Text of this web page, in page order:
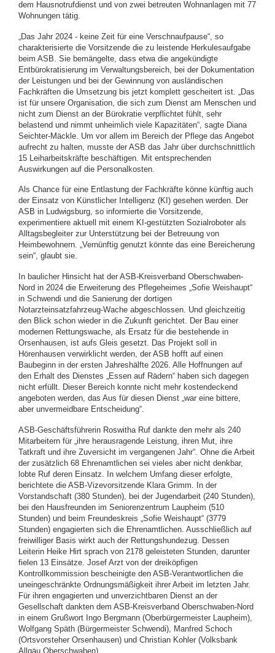
dem Hausnotrufdienst und von zwei betreuten Wohnanlagen mit 77
Wohnungen tätig.
„Das Jahr 2024 - keine Zeit für eine Verschnaufpause“, so
charakterisierte die Vorsitzende die zu leistende Herkulesaufgabe
beim ASB. Sie bemängelte, dass etwa die angekündigte
Entbürokratisierung im Verwaltungsbereich, bei der Dokumentation
der Leistungen und bei der Gewinnung von ausländischen
Fachkräften die Umsetzung bis jetzt komplett gescheitert ist. „Das
ist für unsere Organisation, die sich zum Dienst am Menschen und
nicht zum Dienst an der Bürokratie verpflichtet fühlt, sehr
belastend und nimmt unheimlich viele Kapazitäten“, sagte Diana
Seichter-Mäckle. Um vor allem im Bereich der Pflege das Angebot
aufrecht zu halten, musste der ASB das Jahr über durchschnittlich
15 Leiharbeitskräfte beschäftigen. Mit entsprechenden
Auswirkungen auf die Personalkosten.
Als Chance für eine Entlastung der Fachkräfte könne künftig auch
der Einsatz von Künstlicher Intelligenz (KI) gesehen werden. Der
ASB in Ludwigsburg, so informierte die Vorsitzende,
experimentiere aktuell mit einem KI-gestützten Sozialroboter als
Alltagsbegleiter zur Unterstützung bei der Betreuung von
Heimbewohnern. „Vernünftig genutzt könnte das eine Bereicherung
sein“, glaubt sie.
In baulicher Hinsicht hat der ASB-Kreisverband Oberschwaben-
Nord in 2024 die Erweiterung des Pflegeheimes „Sofie Weishaupt“
in Schwendi und die Sanierung der dortigen
Notarzteinsatzfahrzeug-Wache abgeschlossen. Und gleichzeitig
den Blick schon wieder in die Zukunft gerichtet. Der Bau einer
modernen Rettungswache, als Ersatz für die bestehende in
Orsenhausen, ist aufs Gleis gesetzt. Das Projekt soll in
Hörenhausen verwirklicht werden, der ASB hofft auf einen
Baubeginn in der ersten Jahreshälfte 2026. Alle Hoffnungen auf
den Erhalt des Dienstes „Essen auf Rädern“ haben sich dagegen
nicht erfüllt. Dieser Bereich konnte nicht mehr kostendeckend
angeboten werden, das Aus für diesen Dienst „war eine bittere,
aber unvermeidbare Entscheidung“.
ASB-Geschäftsführerin Roswitha Ruf dankte den mehr als 240
Mitarbeitern für „ihre herausragende Leistung, ihren Mut, ihre
Tatkraft und ihre Zuversicht im vergangenen Jahr“. Ohne die Arbeit
der zusätzlich 68 Ehrenamtlichen sei vieles aber nicht denkbar,
lobte Ruf deren Einsatz. In welchem Umfang dieser erfolgte,
berichtete die ASB-Vizevorsitzende Klara Grimm. In der
Vorstandschaft (380 Stunden), bei der Jugendarbeit (240 Stunden),
bei den Hausfreunden im Seniorenzentrum Laupheim (510
Stunden) und beim Freundeskreis „Sofie Weishaupt“ (3779
Stunden) engagierten sich die Ehrenamtlichen. Ausschließlich auf
freiwilliger Basis wirkt auch der Rettungshundezug. Dessen
Leiterin Heike Hirt sprach von 2178 geleisteten Stunden, darunter
fielen 13 Einsätze. Josef Arzt von der dreiköpfigen
Kontrollkommission bescheinigte den ASB-Verantwortlichen die
uneingeschränkte Ordnungsmäßigkeit ihrer Arbeit im letzten Jahr.
Für ihren engagierten und unverzichtbaren Dienst an der
Gesellschaft dankten dem ASB-Kreisverband Oberschwaben-Nord
in einem Grußwort Ingo Bergmann (Oberbürgermeister Laupheim),
Wolfgang Späth (Bürgermeister Schwendi), Manfred Schoch
(Ortsvorsteher Orsenhausen) und Christian Kohler (Volksbank
Allgäu Oberschwaben).